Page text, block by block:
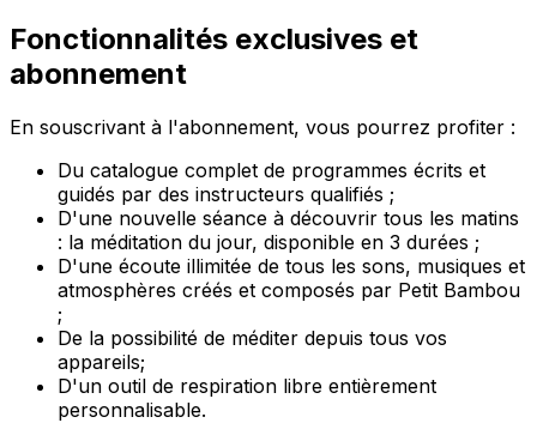
Fonctionnalités exclusives et
abonnement
En souscrivant à l'abonnement, vous pourrez profiter :
Du catalogue complet de programmes écrits et
guidés par des instructeurs qualifiés ;
D'une nouvelle séance à découvrir tous les matins
: la méditation du jour, disponible en 3 durées ;
D'une écoute illimitée de tous les sons, musiques et
atmosphères créés et composés par Petit Bambou
;
De la possibilité de méditer depuis tous vos
appareils;
D'un outil de respiration libre entièrement
personnalisable.